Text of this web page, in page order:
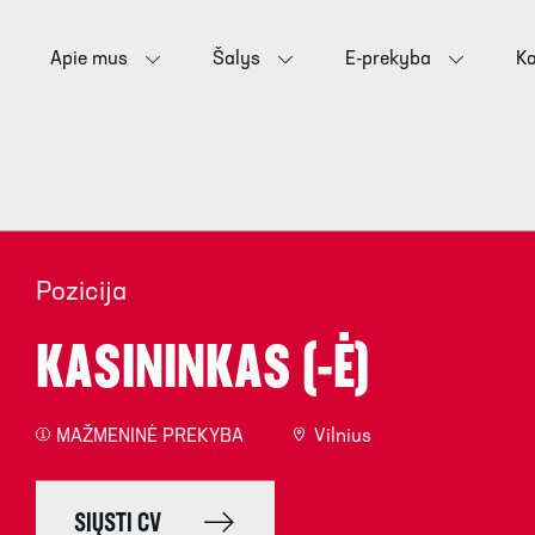
Apie mus Šalys E-prekyba
Pozicija
KASININKAS (-Ė)
MAŽMENINĖ PREKYBA Vilnius
SIŲSTI CV